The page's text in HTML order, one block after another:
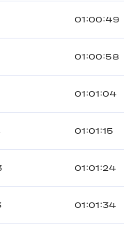
01:00:49
01:00:58
01:01:04
01:01:15
01:01:24
01:01:34